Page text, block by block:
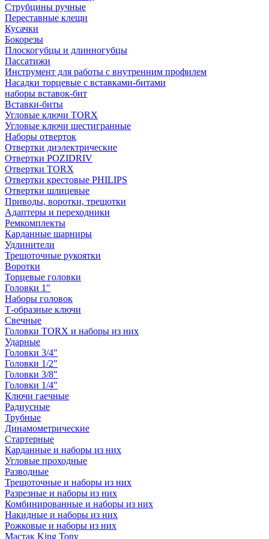
Струбцины ручные
Переставные клещи
Кусачки
Бокорезы
Плоскогубцы и длинногубцы
Пассатижи
Инструмент для работы с внутренним профилем
Насадки торцевые с вставками-битами
наборы вставок-бит
Вставки-биты
Угловые ключи TORX
Угловые ключи шестигранные
Наборы отверток
Отвертки диэлектрические
Отвертки POZIDRIV
Отвертки TORX
Отвертки крестовые PHILIPS
Отвертки шлицевые
Приводы, воротки, трещотки
Адаптеры и переходники
Ремкомплекты
Карданные шарниры
Удлинители
Трещоточные рукоятки
Воротки
Торцевые головки
Головки 1"
Наборы головок
Т-образные ключи
Свечные
Головки TORX и наборы из них
Ударные
Головки 3/4"
Головки 1/2"
Головки 3/8"
Головки 1/4"
Ключи гаечные
Радиусные
Трубные
Динамометрические
Стартерные
Карданные и наборы из них
Угловые проходные
Разводные
Трещоточные и наборы из них
Разрезные и наборы из них
Комбинированные и наборы из них
Накидные и наборы из них
Рожковые и наборы из них
Мастак King Tony